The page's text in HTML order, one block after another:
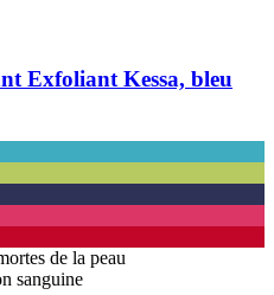
Exfoliant Kessa, bleu
de la peau
sanguine